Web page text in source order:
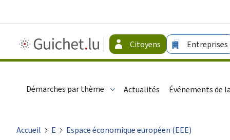
Guichet.lu
-
Citoyens Entreprises
Démarches par thème Actualités Événements de
Accueil E Espace économique européen (EEE)